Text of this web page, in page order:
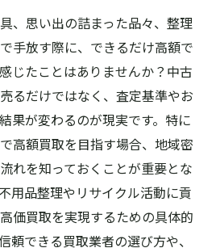
、思い出の詰まった品々、整理
手放す際に、できるだけ高額で
じたことはありませんか？中古
るだけではなく、査定基準やお
果が変わるのが現実です。特に
高額買取を目指す場合、地域密
れを知っておくことが重要とな
用品整理やリサイクル活動に貢
価買取を実現するための具体的
頼できる買取業者の選び方や、